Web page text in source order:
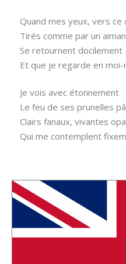
Quand mes yeux, vers ce
Tirés comme par un
Se retournent docilement
Et que je regarde en moi-
Je vois avec étonnement
Le feu de ses prunelles
Clairs fanaux, vivantes
Qui me contemplent